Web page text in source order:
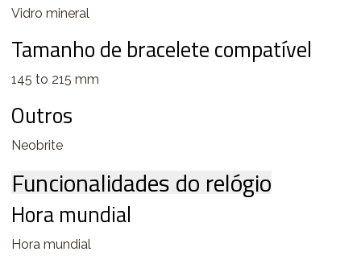
Vidro mineral
Tamanho de bracelete compatível
145 to 215 mm
Outros
Neobrite
Funcionalidades do relógio
Hora mundial
Hora mundial